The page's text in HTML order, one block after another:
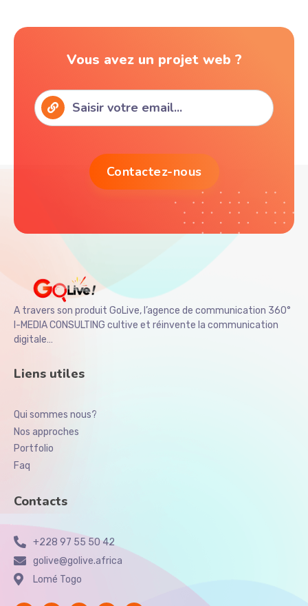
Vous avez un projet web ?
A travers son produit GoLive, l’agence de communication 360°
I-MEDIA CONSULTING cultive et réinvente la communication
digitale…
Liens utiles
Qui sommes nous?
Nos approches
Portfolio
Faq
Contacts
+228 97 55 50 42
golive@golive.africa
Lomé Togo